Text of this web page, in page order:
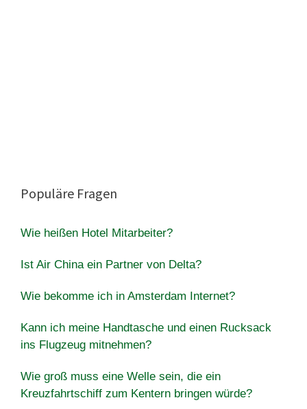
Populäre Fragen
Wie heißen Hotel Mitarbeiter?
Ist Air China ein Partner von Delta?
Wie bekomme ich in Amsterdam Internet?
Kann ich meine Handtasche und einen Rucksack
ins Flugzeug mitnehmen?
Wie groß muss eine Welle sein, die ein
Kreuzfahrtschiff zum Kentern bringen würde?